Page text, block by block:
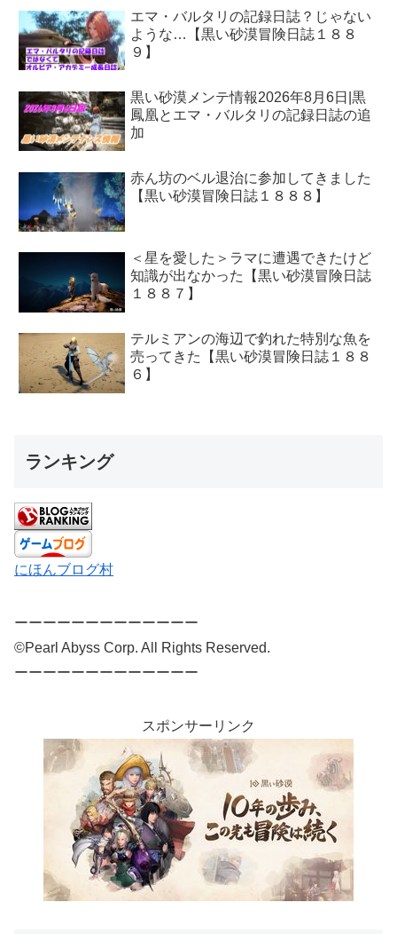
エマ・バルタリの記録日誌？じゃない
ような…【黒い砂漠冒険日誌１８８
９】
黒い砂漠メンテ情報2026年8月6日|黒
鳳凰とエマ・バルタリの記録日誌の追
加
赤ん坊のベル退治に参加してきました
【黒い砂漠冒険日誌１８８８】
＜星を愛した＞ラマに遭遇できたけど
知識が出なかった【黒い砂漠冒険日誌
１８８７】
テルミアンの海辺で釣れた特別な魚を
売ってきた【黒い砂漠冒険日誌１８８
６】
ランキング
にほんブログ村
ーーーーーーーーーーーーー
©Pearl Abyss Corp. All Rights Reserved.
ーーーーーーーーーーーーー
スポンサーリンク